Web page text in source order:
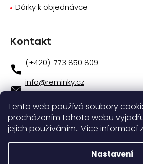
Tento web používá soubory
procházením tohoto webu
jejich používáním.. Více informací
Nastavení
Dárky k objednávce
Kontakt
info@reminky.cz
773 850 809
773 850 809
Novinky na facebooku
Instagram